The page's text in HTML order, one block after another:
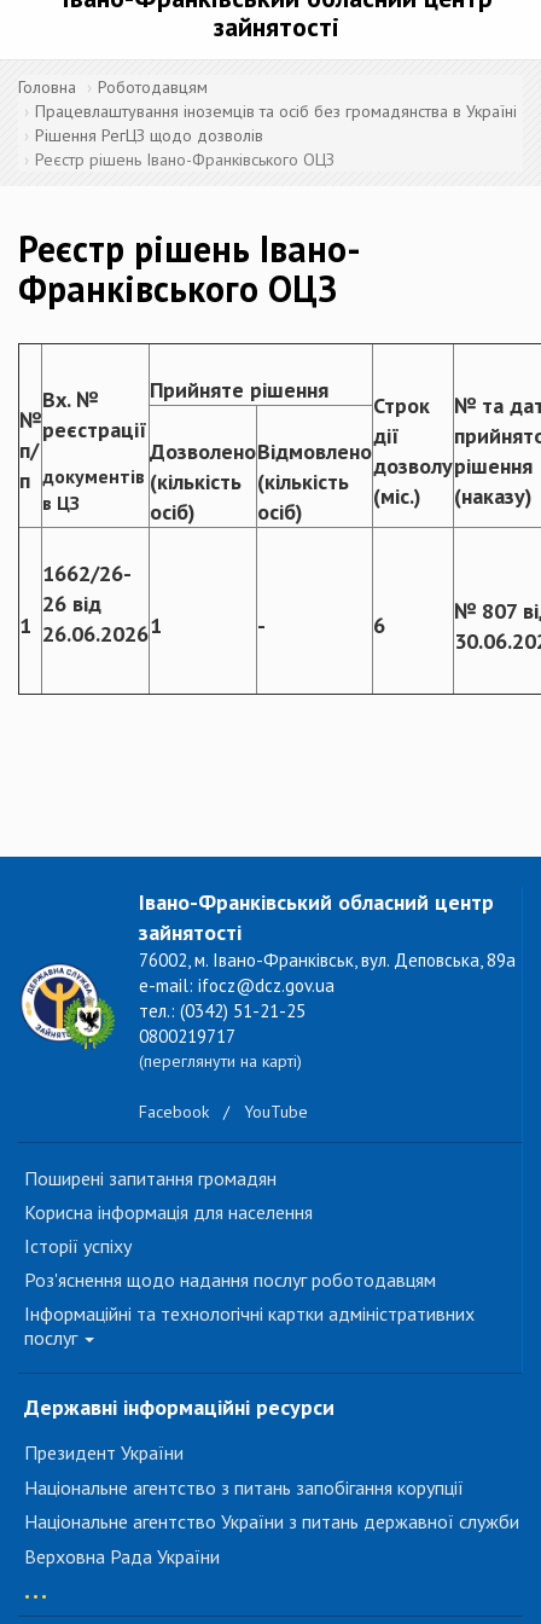
зайнятості
Головна
Роботодавцям
Працевлаштування іноземців та осіб без громадянства в Україні
Рішення РегЦЗ щодо дозволів
Реєстр рішень Івано-Франківського ОЦЗ
Реєстр рішень Івано-
Франківського ОЦЗ
№
п/
п
Вх. №
реєстрації
документів
в ЦЗ
Прийняте рішення
Строк
дії
дозволу
(міс.)
№ та
рішення
(наказу)
Дозволено
(кількість
осіб)
Відмовлено
(кількість
осіб)
1
1662/26-
26 від
26.06.20261 - 6
№ 807
Івано-Франківський обласний центр
зайнятості
76002, м. Івано-Франківськ, вул. Деповська, 89а
e-mail: ifocz@dcz.gov.ua
тел.: (0342) 51-21-25
0800219717
(переглянути на карті)
Facebook / YouTube
Поширені запитання громадян
Корисна інформація для населення
Історії успіху
Роз'яснення щодо надання послуг роботодавцям
Інформаційні та технологічні картки адміністративних
послуг
Державні інформаційні ресурси
Президент України
Національне агентство з питань запобігання корупції
Національне агентство України з питань державної служби
Верховна Рада України
...